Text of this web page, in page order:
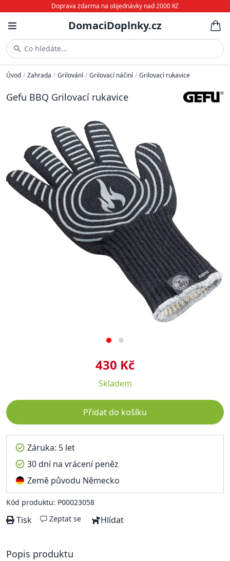
Doprava zdarma na objednávky nad 2000 Kč
DomaciDoplnky.cz
Co hledáte...
Úvod / Zahrada / Grilování / Grilovací náčiní / Grilovací rukavice
Gefu BBQ Grilovací rukavice
430 Kč
Skladem
Přidat do košíku
Záruka: 5 let
30 dní na vrácení peněz
Země původu Německo
Kód produktu: P00023058
Tisk Zeptat se Hlídat
Popis produktu